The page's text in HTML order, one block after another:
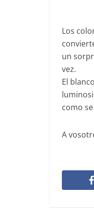
Los
un
vez.
El
como
A